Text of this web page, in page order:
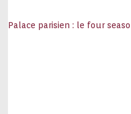
Palace parisien : le four